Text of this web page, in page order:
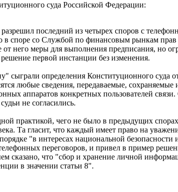
суда Российской Федерации:
последний из четырех споров с
в споре со Службой по финансовым рынкам
него меры для выполнения предписания, но
первой инстанции без изменения.
определения Конституционного суда
любые сведения, передаваемые,
аппаратов конкретных пользователей
не согласились.
практикой, чего не было в предыдущих
Та гласит, что каждый имеет право на
"в интересах национальной
переговоров, и привел в пример
сказано, что "сбор и хранение личной
в значении статьи 8".